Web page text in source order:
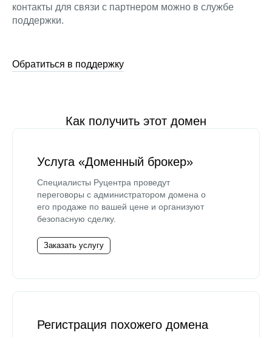
контакты для связи с партнером можно в службе
поддержки.
Обратиться в поддержку
Как получить этот домен
Услуга «Доменный брокер»
Специалисты Руцентра проведут
переговоры с администратором домена о
его продаже по вашей цене и организуют
безопасную сделку.
Заказать услугу
Регистрация похожего домена